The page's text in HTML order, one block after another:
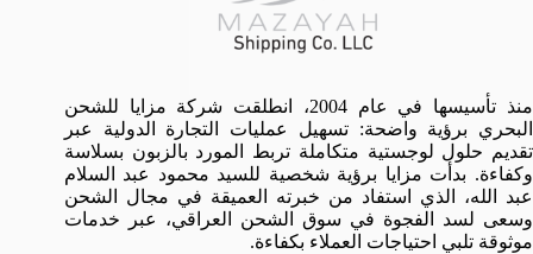
منذ تأسيسها في عام 2004، انطلقت شركة مزايا للشحن
البحري برؤية واضحة: تسهيل عمليات التجارة الدولية عبر
تقديم حلول لوجستية متكاملة تربط المورد بالزبون بسلاسة
وكفاءة. بدأت مزايا برؤية شخصية للسيد محمود عبد السلام
عبد الله، الذي استفاد من خبرته العميقة في مجال الشحن
وسعى لسد الفجوة في سوق الشحن العراقي، عبر خدمات
موثوقة تلبي احتياجات العملاء بكفاءة.